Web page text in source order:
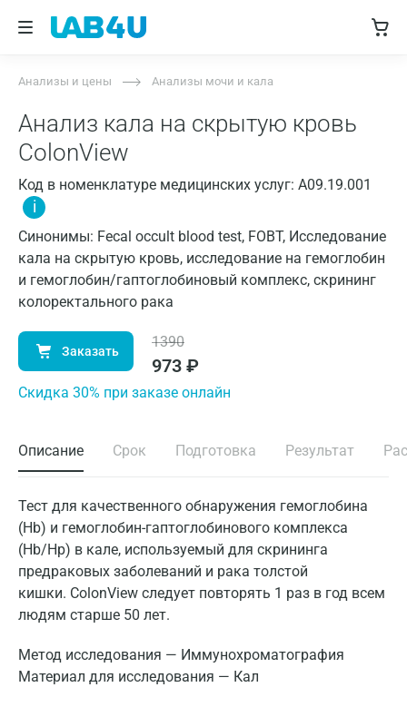
Анализы и цены Анализы мочи и кала
Анализ кала на скрытую кровь
ColonView
Код в номенклатуре медицинских услуг: A09.19.001
i
Синонимы: Fecal occult blood test, FOBT, Исследование
кала на скрытую кровь, исследование на гемоглобин
и гемоглобин/гаптоглобиновый комплекс, скрининг
колоректального рака
Заказать
1390
973 ₽
Cкидка 30% при заказе онлайн
Описание Срок Подготовка Результат
Тест для качественного обнаружения гемоглобина
(Hb) и гемоглобин-гаптоглобинового комплекса
(Hb/Hp) в кале, используемый для скрининга
предраковых заболеваний и рака толстой
кишки. ColonView следует повторять 1 раз в год всем
людям старше 50 лет.
Метод исследования — Иммунохроматография
Материал для исследования — Кал